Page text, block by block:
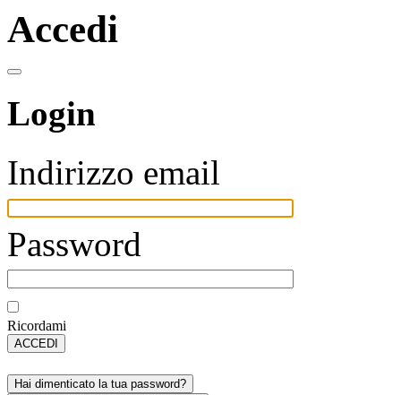
Accedi
Login
Indirizzo email
Password
Ricordami
ACCEDI
Hai dimenticato la tua password?